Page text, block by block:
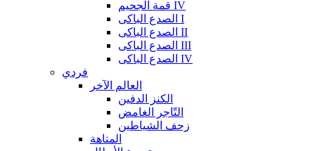
قمة الجحيم IV
الصدع الباكى I
الصدع الباكى II
الصدع الباكى III
الصدع الباكى IV
فردي
العالم الآخر
الكنز الدفين
التّاجر الغامض
زحف الشياطين
المتاهة